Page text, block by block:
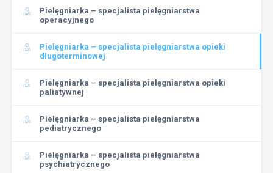
Pielęgniarka – specjalista pielęgniarstwa
operacyjnego
Pielęgniarka – specjalista pielęgniarstwa opieki
długoterminowej
Pielęgniarka – specjalista pielęgniarstwa opieki
paliatywnej
Pielęgniarka – specjalista pielęgniarstwa
pediatrycznego
Pielęgniarka – specjalista pielęgniarstwa
psychiatrycznego